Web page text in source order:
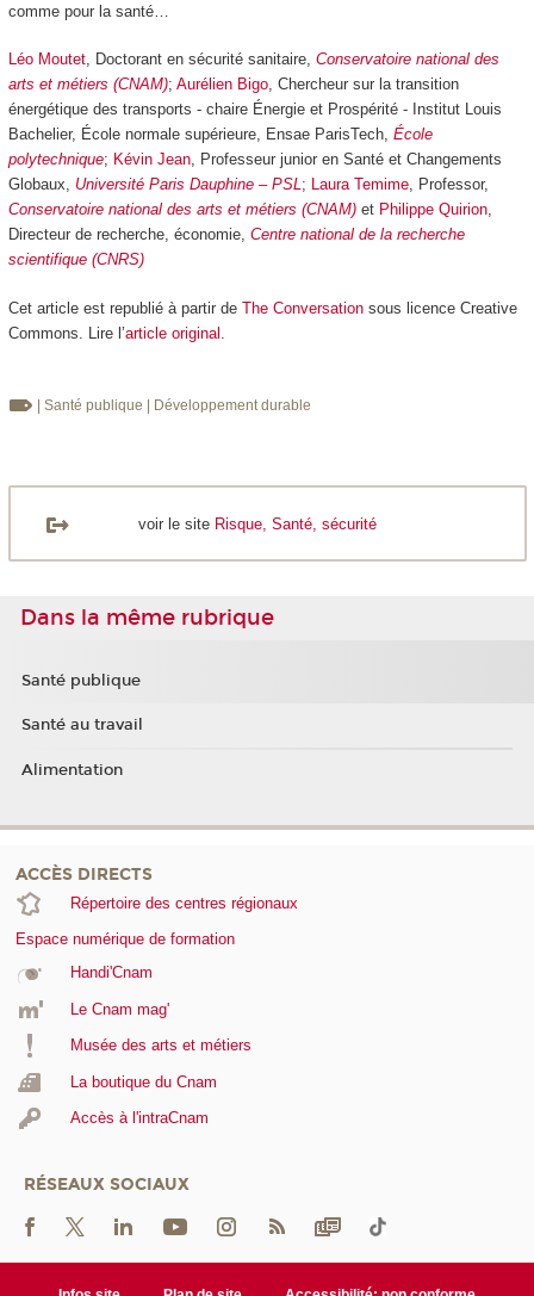
comme pour la santé…
Léo Moutet, Doctorant en sécurité sanitaire, Conservatoire national des
arts et métiers (CNAM); Aurélien Bigo, Chercheur sur la transition
énergétique des transports - chaire Énergie et Prospérité - Institut Louis
Bachelier, École normale supérieure, Ensae ParisTech, École
polytechnique; Kévin Jean, Professeur junior en Santé et Changements
Globaux, Université Paris Dauphine – PSL; Laura Temime, Professor,
Conservatoire national des arts et métiers (CNAM)et Philippe Quirion,
Directeur de recherche, économie, Centre national de la recherche
scientifique (CNRS)
Cet article est republié à partir de The Conversationsous licence Creative
Commons. Lire l’article original
| Santé publique | Développement durable
voir le site Risque, Santé, sécurité
Dans la même rubrique
Santé publique
Santé au travail
Alimentation
ACCÈS DIRECTS
Répertoire des centres régionaux
Espace numérique de formation
Handi'Cnam
Le Cnam mag'
Musée des arts et métiers
La boutique du Cnam
Accès à l'intraCnam
RÉSEAUX SOCIAUX